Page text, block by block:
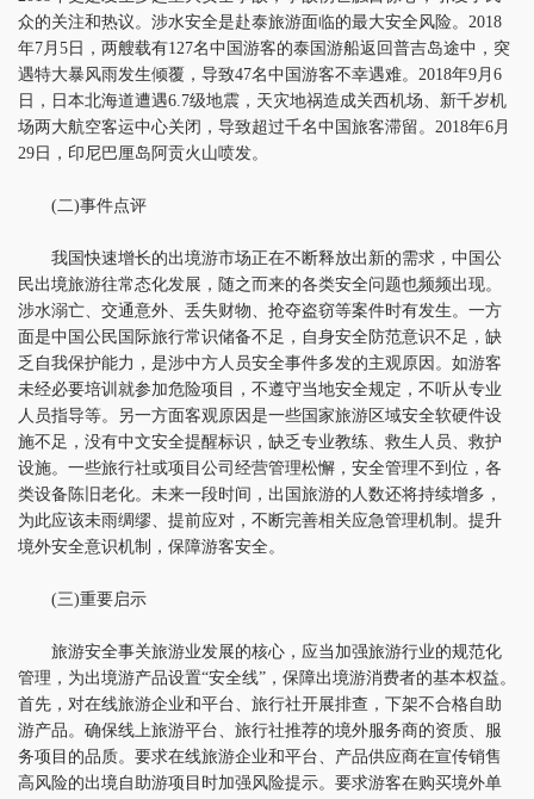
众的关注和热议。涉水安全是赴泰旅游面临的最大安全风险。2018
年7月5日，两艘载有127名中国游客的泰国游船返回普吉岛途中，突
遇特大暴风雨发生倾覆，导致47名中国游客不幸遇难。2018年9月6
日，日本北海道遭遇6.7级地震，天灾地祸造成关西机场、新千岁机
场两大航空客运中心关闭，导致超过千名中国旅客滞留。2018年6月
29日，印尼巴厘岛阿贡火山喷发。
(二)事件点评
我国快速增长的出境游市场正在不断释放出新的需求，中国公
民出境旅游往常态化发展，随之而来的各类安全问题也频频出现。
涉水溺亡、交通意外、丢失财物、抢夺盗窃等案件时有发生。一方
面是中国公民国际旅行常识储备不足，自身安全防范意识不足，缺
乏自我保护能力，是涉中方人员安全事件多发的主观原因。如游客
未经必要培训就参加危险项目，不遵守当地安全规定，不听从专业
人员指导等。另一方面客观原因是一些国家旅游区域安全软硬件设
施不足，没有中文安全提醒标识，缺乏专业教练、救生人员、救护
设施。一些旅行社或项目公司经营管理松懈，安全管理不到位，各
类设备陈旧老化。未来一段时间，出国旅游的人数还将持续增多，
为此应该未雨绸缪、提前应对，不断完善相关应急管理机制。提升
境外安全意识机制，保障游客安全。
(三)重要启示
旅游安全事关旅游业发展的核心，应当加强旅游行业的规范化
管理，为出境游产品设置“安全线”，保障出境游消费者的基本权益。
首先，对在线旅游企业和平台、旅行社开展排查，下架不合格自助
游产品。确保线上旅游平台、旅行社推荐的境外服务商的资质、服
务项目的品质。要求在线旅游企业和平台、产品供应商在宣传销售
高风险的出境自助游项目时加强风险提示。要求游客在购买境外单